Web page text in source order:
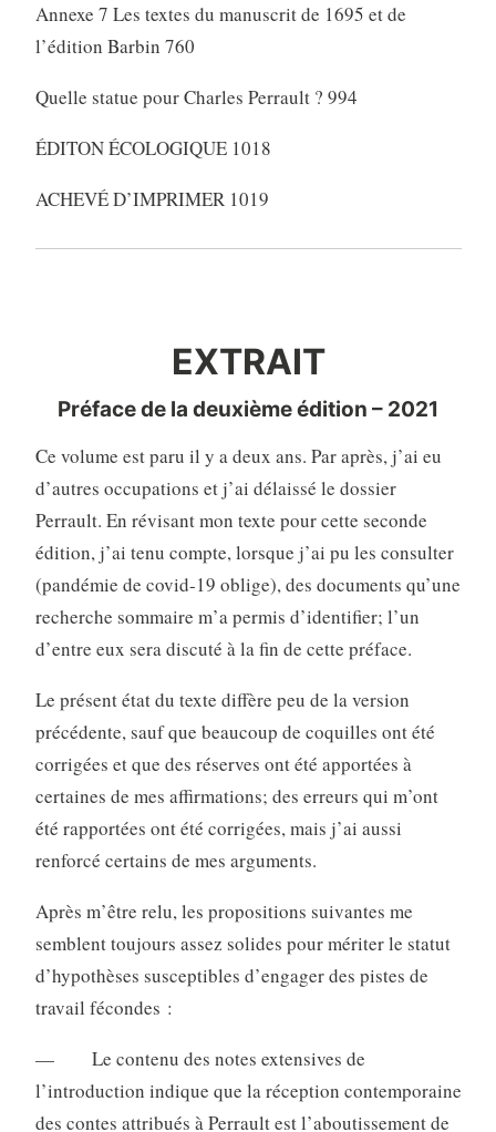
Annexe 7 Les textes du manuscrit de 1695 et de
l’édition Barbin 760
Quelle statue pour Charles Perrault ? 994
ÉDITON ÉCOLOGIQUE 1018
ACHEVÉ D’IMPRIMER 1019
EXTRAIT
Préface de la deuxième édition – 2021
Ce volume est paru il y a deux ans. Par après, j’ai eu
d’autres occupations et j’ai délaissé le dossier
Perrault. En révisant mon texte pour cette seconde
édition, j’ai tenu compte, lorsque j’ai pu les consulter
(pandémie de covid-19 oblige), des documents qu’une
recherche sommaire m’a permis d’identifier; l’un
d’entre eux sera discuté à la fin de cette préface.
Le présent état du texte diffère peu de la version
précédente, sauf que beaucoup de coquilles ont été
corrigées et que des réserves ont été apportées à
certaines de mes affirmations; des erreurs qui m’ont
été rapportées ont été corrigées, mais j’ai aussi
renforcé certains de mes arguments.
Après m’être relu, les propositions suivantes me
semblent toujours assez solides pour mériter le statut
d’hypothèses susceptibles d’engager des pistes de
travail fécondes :
— Le contenu des notes extensives de
l’introduction indique que la réception contemporaine
des contes attribués à Perrault est l’aboutissement de